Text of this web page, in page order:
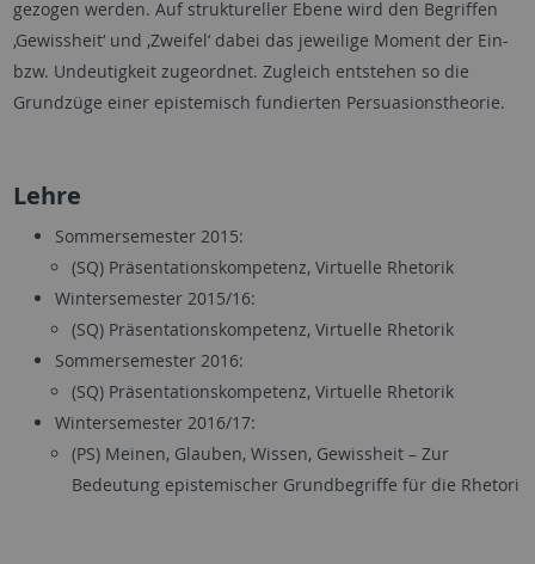
gezogen werden. Auf struktureller Ebene wird den Begriffen
‚Gewissheit‘ und ‚Zweifel‘ dabei das jeweilige Moment der Ein-
bzw. Undeutigkeit zugeordnet. Zugleich entstehen so die
Grundzüge einer epistemisch fundierten Persuasionstheorie.
Lehre
Sommersemester 2015:
(SQ) Präsentationskompetenz, Virtuelle Rhetorik
Wintersemester 2015/16:
(SQ) Präsentationskompetenz, Virtuelle Rhetorik
Sommersemester 2016:
(SQ) Präsentationskompetenz, Virtuelle Rhetorik
Wintersemester 2016/17:
(PS) Meinen, Glauben, Wissen, Gewissheit – Zur
Bedeutung epistemischer Grundbegriffe für die Rhetori